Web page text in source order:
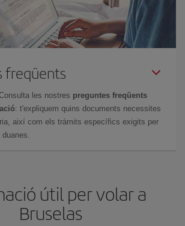
freqüents
les nostres preguntes freqüents
: t'expliquem quins documents necessites
així com els tràmits específics exigits per
útil per volar a
Bruselas